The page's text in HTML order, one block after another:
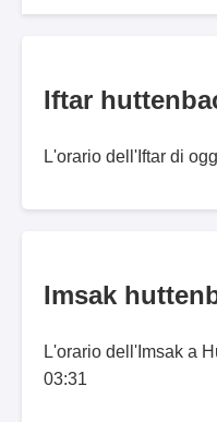
Iftar
L'orario dell'Iftar di
Imsak
L'orario dell'Imsak a
03:31